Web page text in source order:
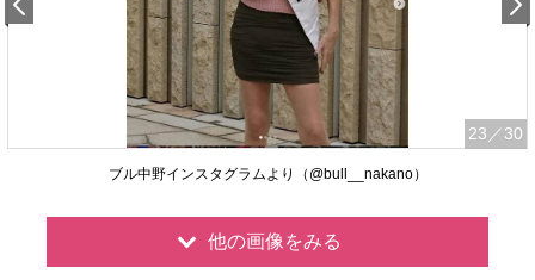
23 ／30
ブル中野インスタグラムより（@bull__nakano）
他の画像をみる